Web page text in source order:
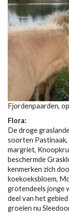
Fjordenpaarden,
Flora:
De droge
soorten Pastinaak,
margriet,
beschermde
kenmerken zich
koekoeksbloem,
grotendeels jonge
deel van het
groeien nu